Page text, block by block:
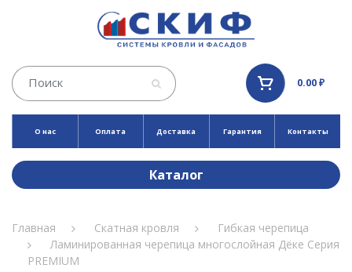
0.00 ₽
О нас Оплата Доставка Гарантия Контакты
Каталог
Главная Скатная кровля
Гибкая черепица
Ламинированная черепица многослойная Дёке Серия
PREMIUM